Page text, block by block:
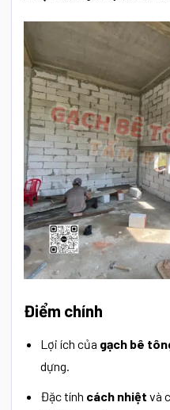
Điểm chính
Lợi ích của gạch bê
dựng.
Đặc tính cách nhiệt và